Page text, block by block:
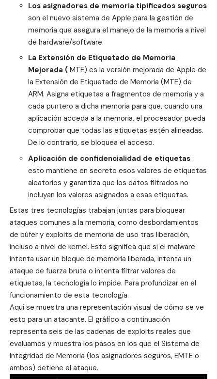
Los asignadores de memoria tipificados seguros
son el nuevo sistema de Apple para la gestión de
memoria que asegura el manejo de la memoria a nivel
de hardware/software.
La Extensión de Etiquetado de Memoria
Mejorada (MTE) es la versión mejorada de Apple de
la Extensión de Etiquetado de Memoria (MTE) de
ARM. Asigna etiquetas a fragmentos de memoria y a
cada puntero a dicha memoria para que, cuando una
aplicación acceda a la memoria, el procesador pueda
comprobar que todas las etiquetas estén alineadas.
De lo contrario, se bloquea el acceso.
Aplicación de confidencialidad de etiquetas:
esto mantiene en secreto esos valores de etiquetas
aleatorios y garantiza que los datos filtrados no
incluyan los valores asignados a esas etiquetas.
Estas tres tecnologías trabajan juntas para bloquear
ataques comunes a la memoria, como desbordamientos
de búfer y exploits de memoria de uso tras liberación,
incluso a nivel de kernel. Esto significa que si el malware
intenta usar un bloque de memoria liberada, intenta un
ataque de fuerza bruta o intenta filtrar valores de
etiquetas, la tecnología lo impide. Para profundizar en el
funcionamiento de esta tecnología.
Aquí se muestra una representación visual de cómo se ve
esto para un atacante. El gráfico a continuación
representa seis de las cadenas de exploits reales que
evaluamos y muestra los pasos en los que el Sistema de
Integridad de Memoria (los asignadores seguros, EMTE o
ambos) detiene el ataque.